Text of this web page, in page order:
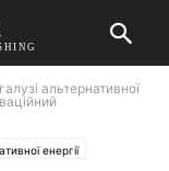
альтернативної
енергії